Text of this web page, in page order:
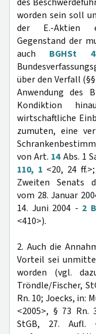
worden sein soll
der E.-Aktien
Gegenstand der
auch BGHSt
über den Verfall (§§
Anwendung des
Kondiktion
wirtschaftliche
zumuten, eine
von Art. 14Abs. 1
110, 1 <20, 24
Zweiten Senats
vom 28. Januar
14. Juni 2004 - 2
<410>).
2. Auch die
Vorteil sei
worden (vgl.
Tröndle/Fischer,
Rn. 10; Joecks, in:
<2005>, § 73 Rn.
StGB, 27.